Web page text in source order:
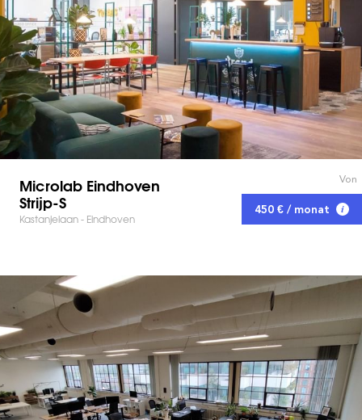
Microlab Eindhoven
Strijp-S
Kastanjelaan - Eindhoven
Von
450 € / monat